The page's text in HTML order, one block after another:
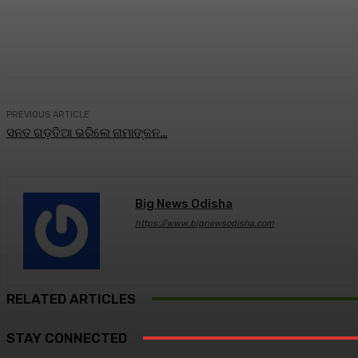
PREVIOUS ARTICLE
ସନତ ଗଡ଼ତିଆ ଭରିଲେ ନାମାଙ୍କନ…
Big News Odisha
https://www.bignewsodisha.com
RELATED ARTICLES
STAY CONNECTED